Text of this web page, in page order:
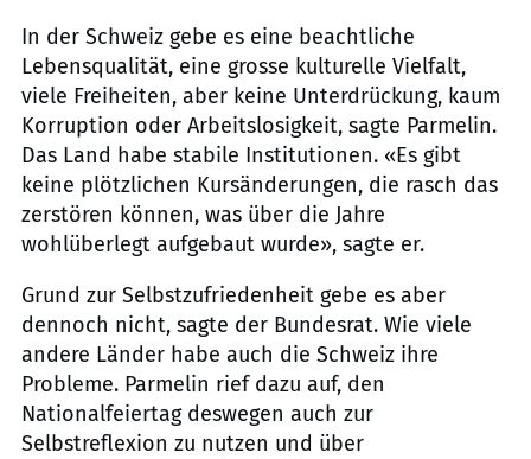
In der Schweiz gebe es eine beachtliche
Lebensqualität, eine grosse kulturelle Vielfalt,
viele Freiheiten, aber keine Unterdrückung, kaum
Korruption oder Arbeitslosigkeit, sagte Parmelin.
Das Land habe stabile Institutionen. «Es gibt
keine plötzlichen Kursänderungen, die rasch das
zerstören können, was über die Jahre
wohlüberlegt aufgebaut wurde», sagte er.
Grund zur Selbstzufriedenheit gebe es aber
dennoch nicht, sagte der Bundesrat. Wie viele
andere Länder habe auch die Schweiz ihre
Probleme. Parmelin rief dazu auf, den
Nationalfeiertag deswegen auch zur
Selbstreflexion zu nutzen und über